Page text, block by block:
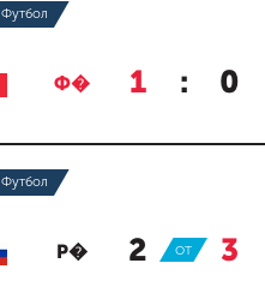
Футбол
Ф� 1 : 0
Футбол
Р� 2 : 3
ОТ